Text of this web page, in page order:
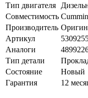
Тип двигателя
Совместимость
Производитель
Артикул
Аналоги
Тип детали
Состояние
Новый
Гарантия
12